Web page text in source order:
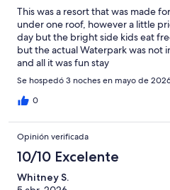
This was a resort that was made
under one roof, however a little
day but the bright side kids eat
but the actual Waterpark was not
and all it was fun stay
Se hospedó 3 noches en mayo de
0
Opinión verificada
10/10 Excelente
Whitney S.